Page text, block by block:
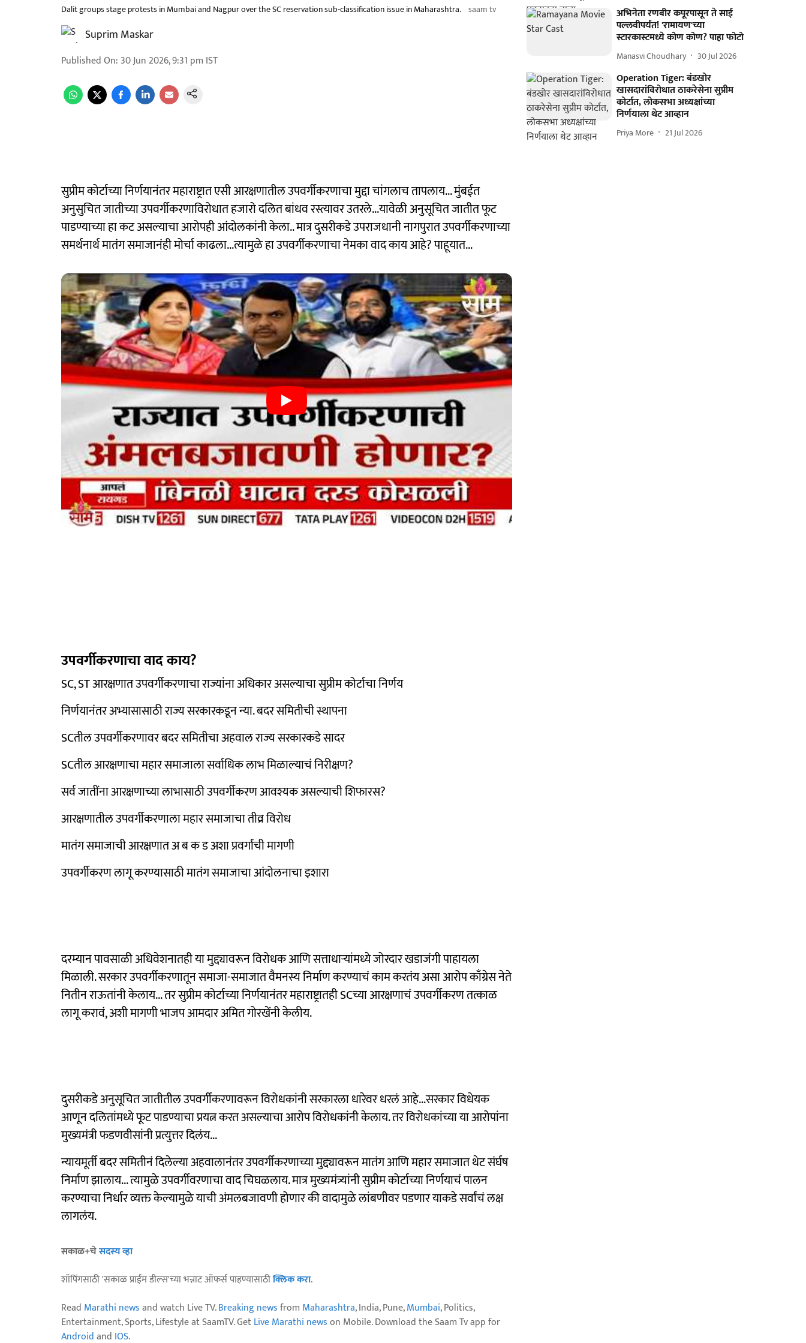
Dalit groups stage protests in Mumbai and Nagpur over the SC reservation sub-classification issue in Maharashtra. saam tv
Suprim Maskar
Published On: 30 Jun 2026, 9:31 pm IST
सुप्रीम कोर्टाच्या निर्णयानंतर महाराष्ट्रात एसी आरक्षणातील उपवर्गीकरणाचा मुद्दा चांगलाच तापलाय... मुंबईत
अनुसुचित जातीच्या उपवर्गीकरणाविरोधात हजारो दलित बांधव रस्त्यावर उतरले...यावेळी अनुसूचित जातीत फूट
पाडण्याच्या हा कट असल्याचा आरोपही आंदोलकांनी केला.. मात्र दुसरीकडे उपराजधानी नागपुरात उपवर्गीकरणाच्या
समर्थनार्थ मातंग समाजानंही मोर्चा काढला...त्यामुळे हा उपवर्गीकरणाचा नेमका वाद काय आहे? पाहूयात...
उपवर्गीकरणाचा वाद काय?
SC, ST आरक्षणात उपवर्गीकरणाचा राज्यांना अधिकार असल्याचा सुप्रीम कोर्टाचा निर्णय
निर्णयानंतर अभ्यासासाठी राज्य सरकारकडून न्या. बदर समितीची स्थापना
SCतील उपवर्गीकरणावर बदर समितीचा अहवाल राज्य सरकारकडे सादर
SCतील आरक्षणाचा महार समाजाला सर्वाधिक लाभ मिळाल्याचं निरीक्षण?
सर्व जातींना आरक्षणाच्या लाभासाठी उपवर्गीकरण आवश्यक असल्याची शिफारस?
आरक्षणातील उपवर्गीकरणाला महार समाजाचा तीव्र विरोध
मातंग समाजाची आरक्षणात अ ब क ड अशा प्रवर्गांची मागणी
उपवर्गीकरण लागू करण्यासाठी मातंग समाजाचा आंदोलनाचा इशारा
दरम्यान पावसाळी अधिवेशनातही या मुद्द्यावरून विरोधक आणि सत्ताधाऱ्यांमध्ये जोरदार खडाजंगी पाहायला
मिळाली. सरकार उपवर्गीकरणातून समाजा-समाजात वैमनस्य निर्माण करण्याचं काम करतंय असा आरोप काँग्रेस नेते
नितीन राऊतांनी केलाय... तर सुप्रीम कोर्टाच्या निर्णयानंतर महाराष्ट्रातही SCच्या आरक्षणाचं उपवर्गीकरण तत्काळ
लागू करावं, अशी मागणी भाजप आमदार अमित गोरखेंनी केलीय.
दुसरीकडे अनुसूचित जातीतील उपवर्गीकरणावरून विरोधकांनी सरकारला धारेवर धरलं आहे...सरकार विधेयक
आणून दलितांमध्ये फूट पाडण्याचा प्रयत्न करत असल्याचा आरोप विरोधकांनी केलाय. तर विरोधकांच्या या आरोपांना
मुख्यमंत्री फडणवीसांनी प्रत्युत्तर दिलंय...
न्यायमूर्ती बदर समितीनं दिलेल्या अहवालानंतर उपवर्गीकरणाच्या मुद्द्यावरून मातंग आणि महार समाजात थेट संर्घष
निर्माण झालाय... त्यामुळे उपवर्गीवरणाचा वाद चिघळलाय. मात्र मुख्यमंत्र्यांनी सुप्रीम कोर्टाच्या निर्णयाचं पालन
करण्याचा निर्धार व्यक्त केल्यामुळे याची अंमलबजावणी होणार की वादामुळे लांबणीवर पडणार याकडे सर्वांचं लक्ष
लागलंय.
सकाळ+चेसदस्य व्हा
शॉपिंगसाठी 'सकाळ प्राईम डील्स'च्या भन्नाट ऑफर्स पाहण्यासाठीक्लिक करा.
Read Marathi newsand watch Live TV.Breaking newsfrom Maharashtra, India, Pune,Mumbai, Politics,
Entertainment, Sports, Lifestyle at SaamTV. GetLive Marathi newson Mobile. Download the Saam Tv app for
Androidand IOS.
अभिनेता रणबीर कपूरपासून ते साई
पल्लवीपर्यंत! 'रामायण'च्या
स्टारकास्टमध्ये कोण कोण? पाहा फोटो
Manasvi Choudhary 30 Jul 2026
Operation Tiger: बंडखोर
खासदारांविरोधात ठाकरेसेना सुप्रीम
कोर्टात, लोकसभा अध्यक्षांच्या
निर्णयाला थेट आव्हान
Priya More 21 Jul 2026